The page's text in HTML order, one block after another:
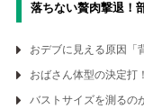
落ちない贅肉撃退！
おデブに見える原因
おばさん体型の決定打！
バストサイズを測るの